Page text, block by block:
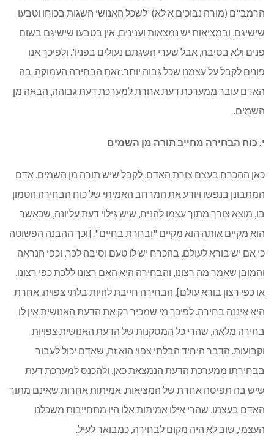
הרמב"ם (מורה נבוכים א לא) 'לשכל האנושי השגות בכוחו וטבעו
שישיגם, ובמציאות יש נמצאות וענינים, אין בטבעו שישיגם בשום
פנים ולא בסיבה, אבל שערי השגתם נעולים בפניו'. ולפיכך אנו
פונים לקבל על עצמנו שכל גבוה יותר. זאת הבחירה העמוקה. בה
האדם עובר ממערכת דעת אחרת למערכת דעת גבוהה, הבאה מן
השמים.
י. כוח הבחירה מחייב תורה מן השמים
כאן ההכרח בעצם צורת האדם, לקבל שיש תורה מן השמים. אדם
המתבונן בנפשו ויודע את המרחב האמיתי של כוח הבחירה הטמון
בו, מוצא צורך מתוך עצמו להניח, שיש גילוי דעת עליונה, שכאשר
הוא מקיים אותה הוא מקיים "ובחרת בחיים". [וכך ההבנה הפשוטה
כי אם יש בורא לעולם, בהכרח יש לו טעם וסיבה לכך, וכפי הנראה
והמובן שאמר מה רצונו, והבחירה היא האם רצונו ללכת כפי רצונו,
או כפי רצון בורא עולם]. הבחירה חייבת להיות בלתי צפויה. אחרת
היא איננה בחירה. לפיכך מי שמכיר רק את הדעת האנושית אין לו
בחירה מלאה, שהרי כל המסקנות של הדעת האנושית צפויות
וקבועות. הדבר היחיד הבלתי צפוי הוא זה, שאדם יכול לעבור
בבחירתו ממערכת הדעת הנמצאת כאן, ולהכנס למערכת דעת
שיש בה תפיסה אחרת של המציאות, אמיתות אחרות שאינם מתוך
האדם בעצמו, שהרי אילו אמיתות אלו היו מתחייבות משכלנו
העצמי, שוב לא היה מקום לבחירה, כמבואר לעיל.